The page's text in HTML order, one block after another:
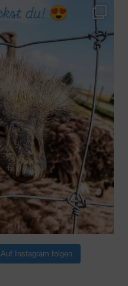
Auf Instagram folgen